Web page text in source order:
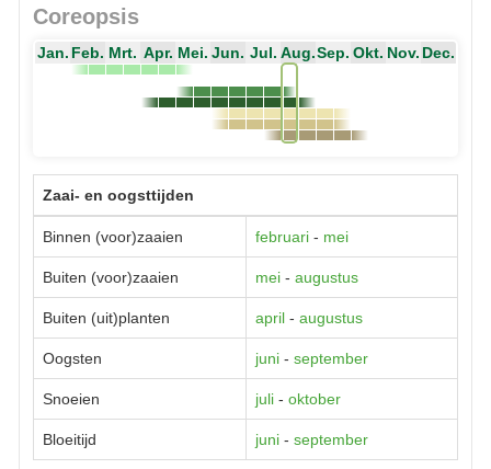
Coreopsis
Jan. Feb. Mrt. Apr. Mei. Jun. Jul. Aug.Sep. Okt. Nov. Dec.
Zaai- en oogsttijden
Binnen (voor)zaaien februari - mei
Buiten (voor)zaaien mei - augustus
Buiten (uit)planten april - augustus
Oogsten juni - september
Snoeien juli - oktober
Bloeitijd juni - september